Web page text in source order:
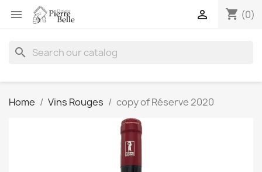
 shopping_cart (0)

search
Home Vins Rouges copy of Réserve 2020